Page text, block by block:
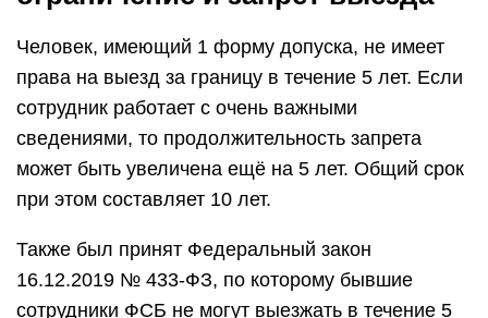
Человек, имеющий 1 форму допуска, не имеет
права на выезд за границу в течение 5 лет. Если
сотрудник работает с очень важными
сведениями, то продолжительность запрета
может быть увеличена ещё на 5 лет. Общий срок
при этом составляет 10 лет.
Также был принят Федеральный закон
16.12.2019 № 433-ФЗ, по которому бывшие
сотрудники ФСБ не могут выезжать в течение 5